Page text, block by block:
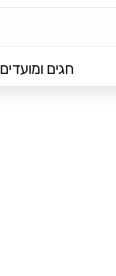
חגים ומועדים